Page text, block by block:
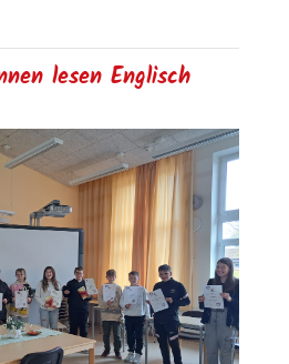
lesen Englisch